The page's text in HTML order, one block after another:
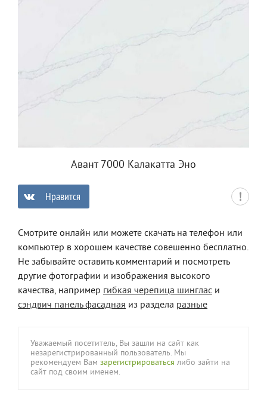
Авант 7000 Калакатта Эно
Нравится
Смотрите онлайн или можете скачать на телефон или
компьютер в хорошем качестве совешенно бесплатно.
Не забывайте оставить комментарий и посмотреть
другие фотографии и изображения высокого
качества, например гибкая черепица шинглас и
сэндвич панель фасадная из раздела разные
Уважаемый посетитель, Вы зашли на сайт как
незарегистрированный пользователь. Мы
рекомендуем Вам зарегистрироваться либо зайти на
сайт под своим именем.